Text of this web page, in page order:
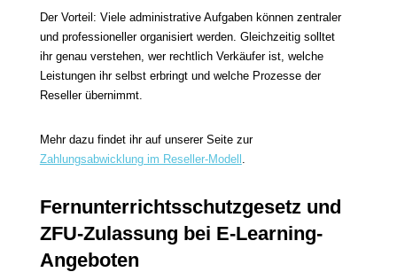
Der Vorteil: Viele administrative Aufgaben können zentraler
und professioneller organisiert werden. Gleichzeitig solltet
ihr genau verstehen, wer rechtlich Verkäufer ist, welche
Leistungen ihr selbst erbringt und welche Prozesse der
Reseller übernimmt.
Mehr dazu findet ihr auf unserer Seite zur
Zahlungsabwicklung im Reseller-Modell
Fernunterrichtsschutzgesetz und
ZFU-Zulassung bei E-Learning-
Angeboten